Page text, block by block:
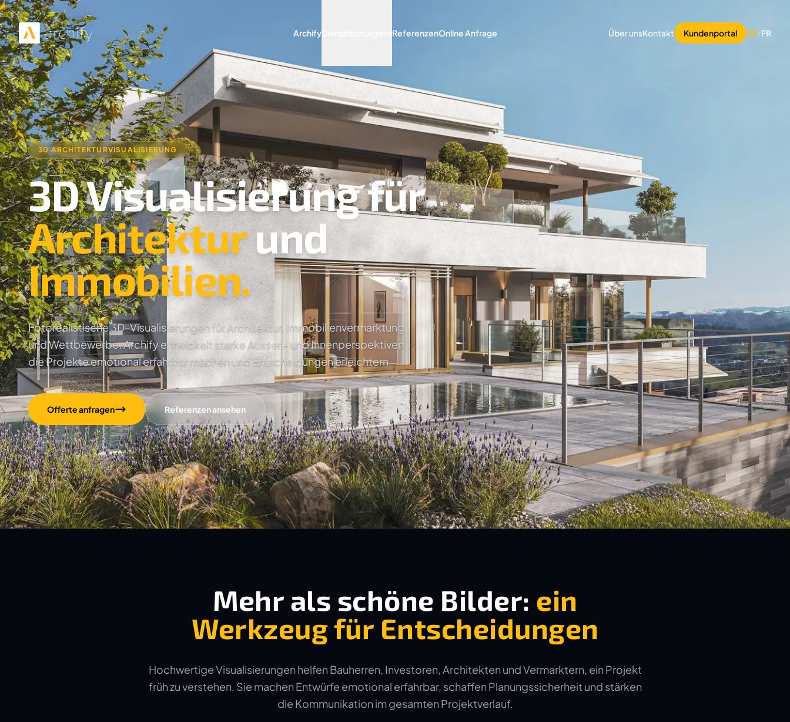
ArchifyDienstleistungen ReferenzenOnline Anfrage Über unsKontakt Kundenportal DE/FR
3D ARCHITEKTURVISUALISIERUNG
3D Visualisierung für
Architekturund
Immobilien.
Fotorealistische 3D-Visualisierungen für Architektur, Immobilienvermarktung
und Wettbewerbe. Archify entwickelt starke Aussen- und Innenperspektiven,
die Projekte emotional erfahrbar machen und Entscheidungen erleichtern.
Offerte anfragen Referenzen ansehen
Mehr als schöne Bilder: ein
Werkzeug für Entscheidungen
Hochwertige Visualisierungen helfen Bauherren, Investoren, Architekten und Vermarktern, ein Projekt
früh zu verstehen. Sie machen Entwürfe emotional erfahrbar, schaffen Planungssicherheit und stärken
die Kommunikation im gesamten Projektverlauf.